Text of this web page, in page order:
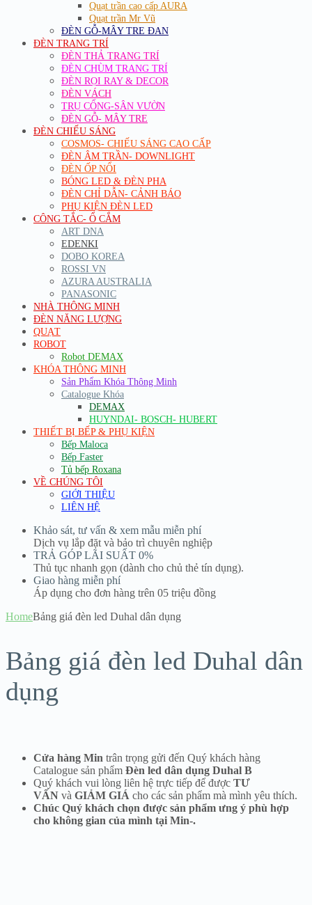
Quạt trần cao cấp AURA
Quạt trần Mr Vũ
ĐÈN GỖ-MÂY TRE ĐAN
ĐÈN TRANG TRÍ
ĐÈN THẢ TRANG TRÍ
ĐÈN CHÙM TRANG TRÍ
ĐÈN RỌI RAY & DECOR
ĐÈN VÁCH
TRỤ CỔNG-SÂN VƯỜN
ĐÈN GỖ- MÂY TRE
ĐÈN CHIẾU SÁNG
COSMOS- CHIẾU SÁNG CAO CẤP
ĐÈN ÂM TRẦN- DOWNLIGHT
ĐÈN ỐP NỔI
BÓNG LED & ĐÈN PHA
ĐÈN CHỈ DẪN- CẢNH BÁO
PHỤ KIỆN ĐÈN LED
CÔNG TẮC- Ổ CẮM
ART DNA
EDENKI
DOBO KOREA
ROSSI VN
AZURA AUSTRALIA
PANASONIC
NHÀ THÔNG MINH
ĐÈN NĂNG LƯỢNG
QUẠT
ROBOT
Robot DEMAX
KHÓA THÔNG MINH
Sản Phẩm Khóa Thông Minh
Catalogue Khóa
DEMAX
HUYNDAI- BOSCH- HUBERT
THIẾT BỊ BẾP & PHỤ KIỆN
Bếp Maloca
Bếp Faster
Tủ bếp Roxana
VỀ CHÚNG TÔI
GIỚI THIỆU
LIÊN HỆ
Khảo sát, tư vấn & xem mẫu miễn phí
Dịch vụ lắp đặt và bảo trì chuyên nghiệp
TRẢ GÓP LÃI SUẤT 0%
Thủ tục nhanh gọn (dành cho chủ thẻ tín dụng).
Giao hàng miễn phí
Áp dụng cho đơn hàng trên 05 triệu đồng
HomeBảng giá đèn led Duhal dân dụng
Bảng giá đèn led Duhal dân
dụng
Cửa hàng Min trân trọng gửi đến Quý khách hàng
Catalogue sản phẩm Đèn led dân dụng Duhal B
Quý khách vui lòng liên hệ trực tiếp để được TƯ
VẤN và GIẢM GIÁ cho các sản phẩm mà mình yêu thích.
Chúc Quý khách chọn được sản phẩm ưng ý phù hợp
cho không gian của mình tại Min-.